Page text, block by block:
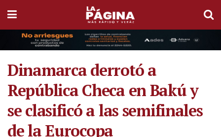
Dinamarca derrotó a
República Checa en Bakú y
se clasificó a las semifinales
de la Eurocopa